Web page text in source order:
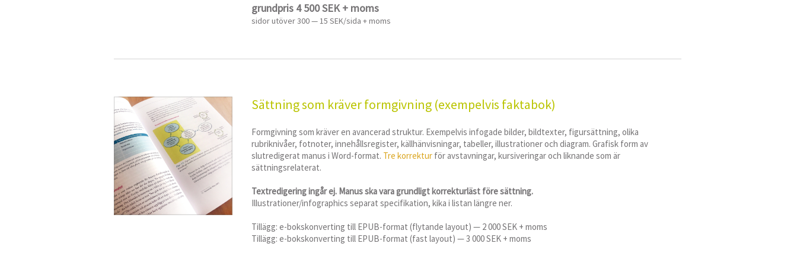
grundpris 4 500 SEK + moms
sidor utöver 300 — 15 SEK/sida + moms
Sättning som kräver formgivning (exempelvis faktabok)
Formgivning som kräver en avancerad struktur. Exempelvis infogade bilder, bildtexter, figursättning, olika
rubriknivåer, fotnoter, innehållsregister, källhänvisningar, tabeller, illustrationer och diagram. Grafisk form av
slutredigerat manus i Word-format. Tre korrekturför avstavningar, kursiveringar och liknande som är
sättningsrelaterat.
Textredigering ingår ej. Manus ska vara grundligt korrekturläst före sättning.
Illustrationer/infographics separat specifikation, kika i listan längre ner.
Tillägg: e-bokskonverting till EPUB-format (flytande layout) — 2 000 SEK + moms
Tillägg: e-bokskonverting till EPUB-format (fast layout) — 3 000 SEK + moms